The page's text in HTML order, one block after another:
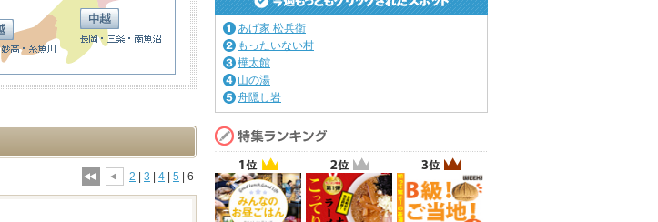
2 3 4 5 | 6
あげ家 松兵衛
もったいない村
樺太館
山の湯
舟隠し岩